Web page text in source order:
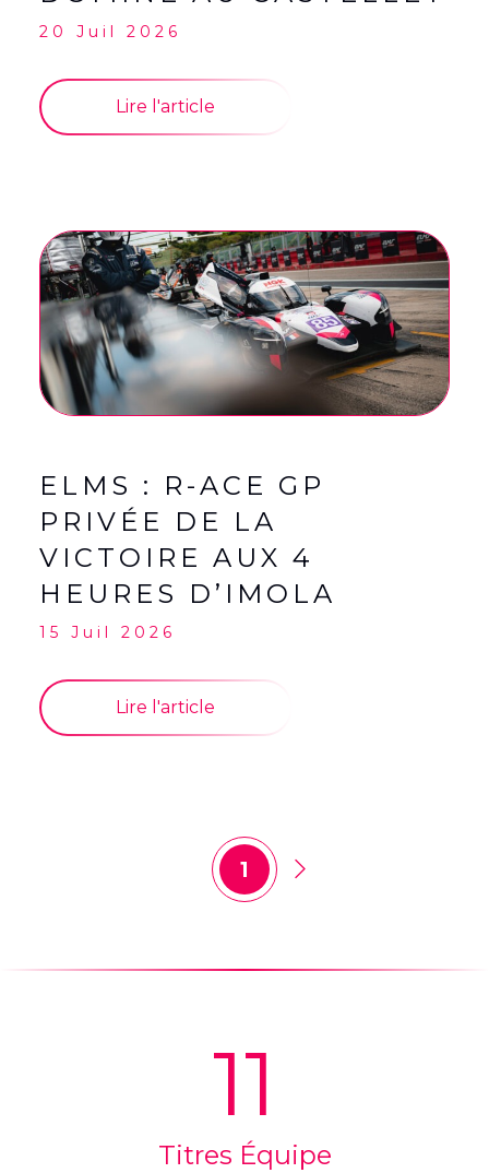
20 Juil 2026
Lire l'article
ELMS : R-ACE GP
PRIVÉE DE LA
VICTOIRE AUX 4
HEURES D’IMOLA
15 Juil 2026
Lire l'article
1
11
Titres Équipe